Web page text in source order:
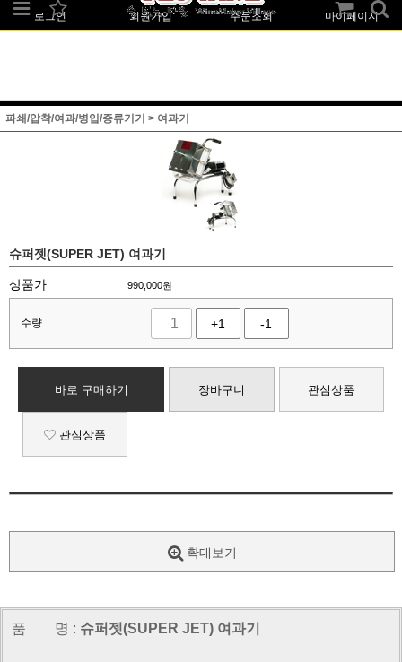
로그인 회원가입 주문조회 마이페이지
파쇄/압착/여과/병입/증류기기 > 여과기
슈퍼젯(SUPER JET) 여과기
상품가 990,000원
수량 +1 -1
바로 구매하기 장바구니 관심상품
관심상품
확대보기
품 명 : 슈퍼젯(SUPER JET) 여과기